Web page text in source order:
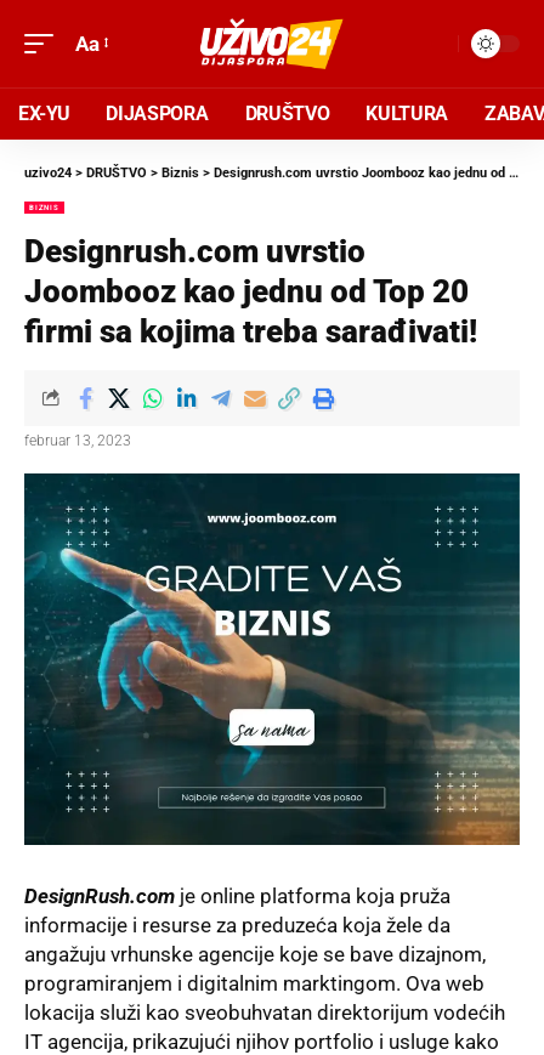
Aa
EX-YU DIJASPORA DRUŠTVO KULTURA
uzivo24 > DRUŠTVO > Biznis > Designrush.com uvrstio Joombooz kao jednu od Top 20 firmi sa kojima treba sarađivati!
BIZNIS
Designrush.com uvrstio
Joombooz kao jednu od Top 20
firmi sa kojima treba sarađivati!
februar 13, 2023
DesignRush.com je online platforma koja pruža
informacije i resurse za preduzeća koja žele da
angažuju vrhunske agencije koje se bave dizajnom,
programiranjem i digitalnim marktingom. Ova web
lokacija služi kao sveobuhvatan direktorijum vodećih
IT agencija, prikazujući njihov portfolio i usluge kako